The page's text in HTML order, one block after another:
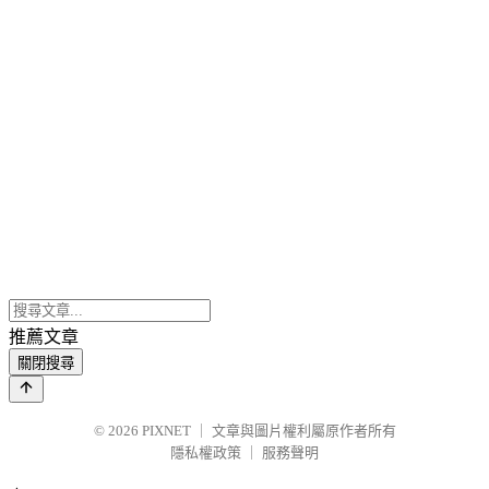
推薦文章
關閉搜尋
© 2026 PIXNET
文章與圖片權利屬原作者所有
隱私權政策
服務聲明